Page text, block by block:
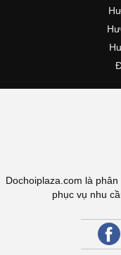
Dochoiplaza.com là
phục vụ nhu